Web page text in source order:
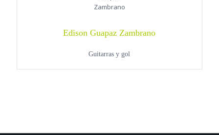
Edison Guapaz Zambrano
Guitarras y gol